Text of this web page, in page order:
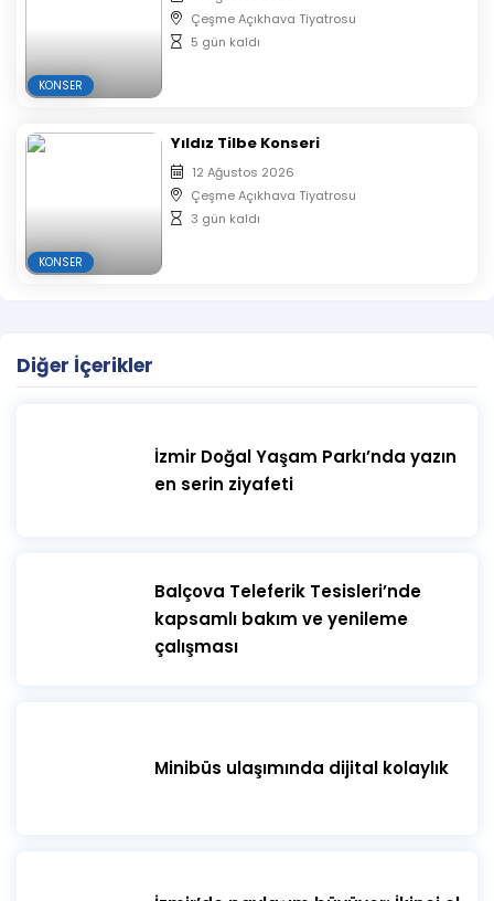
ekipmanları alınmayacaktır.
​Etkinlik alanına dışarıdan yiyecek içecek
alınmayacaktır.
sebebiyle ikinci bir giriş – çıkış yapılamayacaktır.
KONSER
Çeşme Açıkhava Tiyatrosu
5 gün kaldı
KONSER
Yıldız Tilbe Konseri
12 Ağustos 2026
Çeşme Açıkhava Tiyatrosu
3 gün kaldı
Diğer İçerikler
İzmir Doğal Yaşam Parkı’nda yazın
en serin ziyafeti
​Balçova Teleferik Tesisleri’nde
kapsamlı bakım ve yenileme
çalışması
Minibüs ulaşımında dijital kolaylık